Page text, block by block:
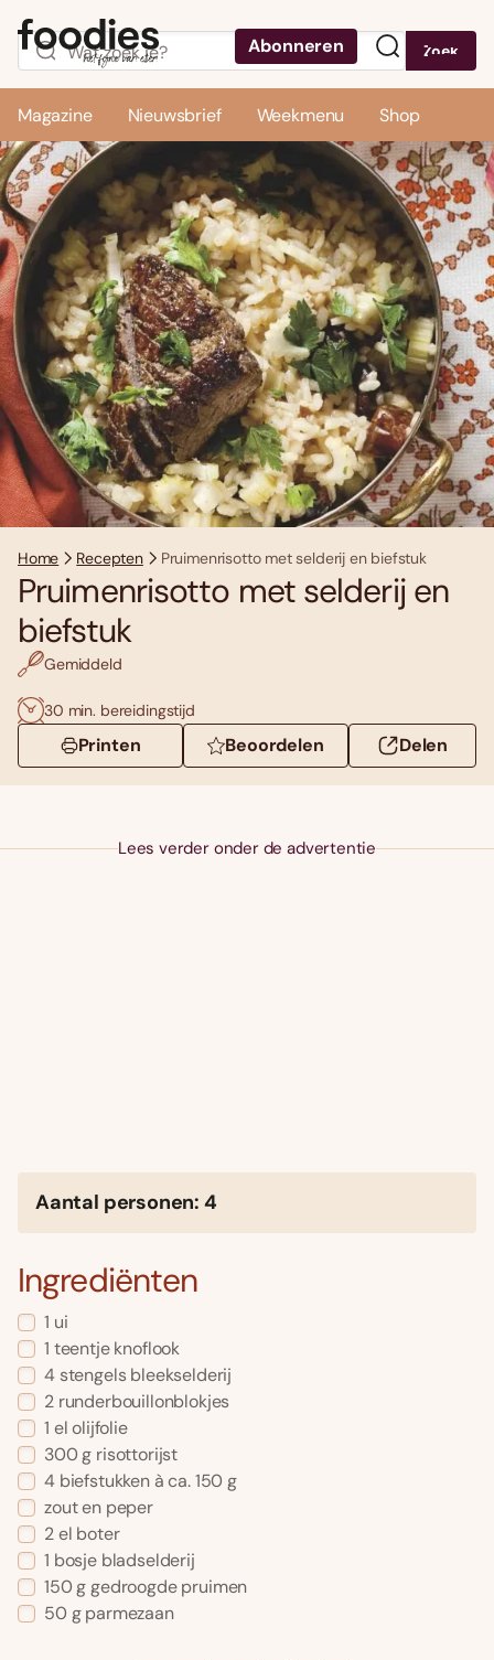
Abonneren Zoek
Magazine Nieuwsbrief Weekmenu Shop
Home Recepten Pruimenrisotto met selderij en biefstuk
Pruimenrisotto met selderij en
biefstuk
Gemiddeld
30 min. bereidingstijd
Printen Beoordelen Delen
Lees verder onder de advertentie
Aantal personen: 4
Ingrediënten
1 ui
1 teentje knoflook
4 stengels bleekselderij
2 runderbouillonblokjes
1 el olijfolie
300 g risottorijst
4 biefstukken à ca. 150 g
zout en peper
2 el boter
1 bosje bladselderij
150 g gedroogde pruimen
50 g parmezaan